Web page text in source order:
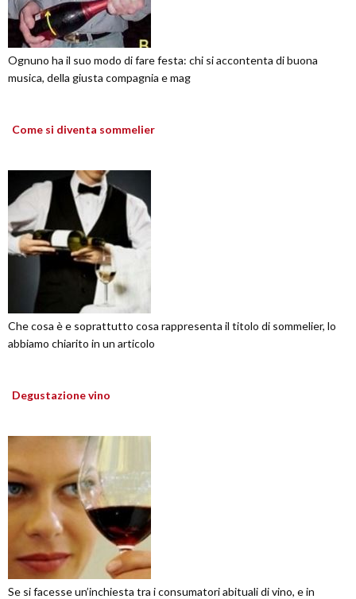
Ognuno ha il suo modo di fare festa: chi si accontenta di buona
musica, della giusta compagnia e mag
Come si diventa sommelier
Che cosa è e soprattutto cosa rappresenta il titolo di sommelier, lo
abbiamo chiarito in un articolo
Degustazione vino
Se si facesse un’inchiesta tra i consumatori abituali di vino, e in